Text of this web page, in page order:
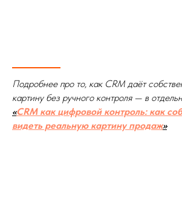
Подробнее про то, как CRM даёт
картину без ручного контроля — в
«CRM как цифровой контроль: как
видеть реальную картину продаж»